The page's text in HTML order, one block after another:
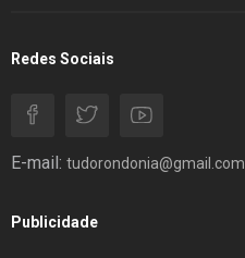
Redes Sociais
E-mail: tudorondonia@gmail.com
Publicidade